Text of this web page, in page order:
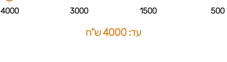
500
1500
3000
4000
עד: 4000 ש"ח